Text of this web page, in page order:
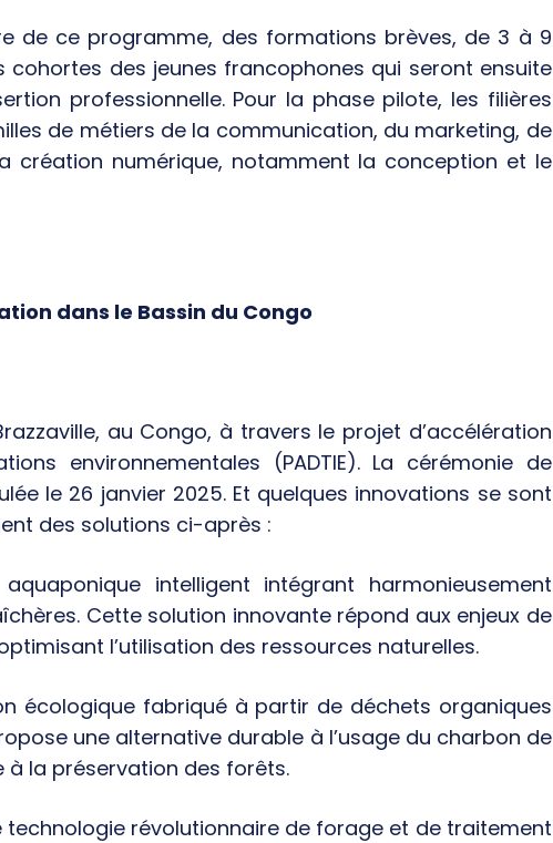
de ce programme, des formations brèves, de 3 à 9
cohortes des jeunes francophones qui seront ensuite
professionnelle. Pour la phase pilote, les filières
de métiers de la communication, du marketing, de
création numérique, notamment la conception et le
dans le Bassin du Congo
au Congo, à travers le projet d’accélération
environnementales (PADTIE). La cérémonie de
le 26 janvier 2025. Et quelques innovations se sont
des solutions ci-après :
intelligent intégrant harmonieusement
Cette solution innovante répond aux enjeux de
l’utilisation des ressources naturelles.
écologique fabriqué à partir de déchets organiques
une alternative durable à l’usage du charbon de
la préservation des forêts.
technologie révolutionnaire de forage et de traitement